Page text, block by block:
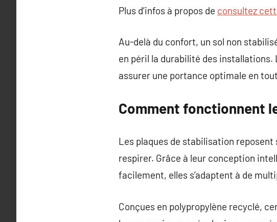
Plus d’infos à propos de consultez
Au-delà du confort, un sol non
en péril la durabilité des
assurer une portance optimale en
Comment fonctionnent
Les plaques de stabilisation
respirer. Grâce à leur conception
facilement, elles s’adaptent à de
Conçues en polypropylène recyclé,